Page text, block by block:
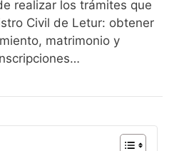
realizar los trámites que
Civil de Letur: obtener
matrimonio y